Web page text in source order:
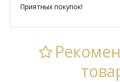
Приятных покупок!